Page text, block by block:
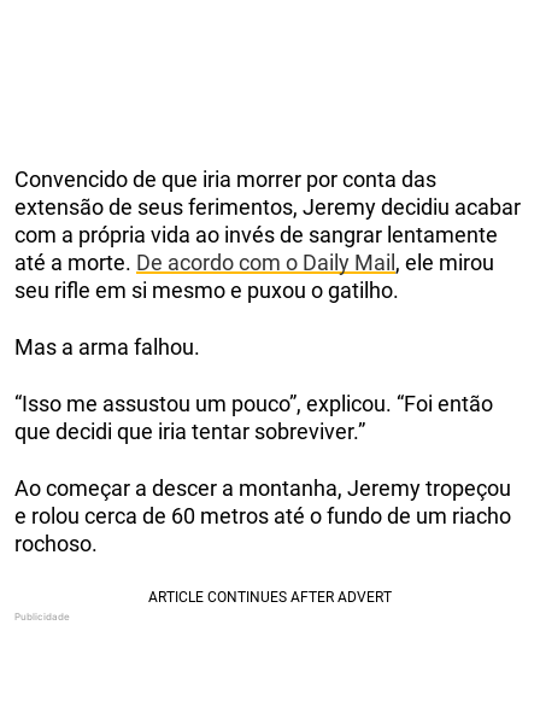
Convencido de que iria morrer por conta das
extensão de seus ferimentos, Jeremy decidiu acabar
com a própria vida ao invés de sangrar lentamente
até a morte. De acordo com o Daily Mail , ele mirou
seu rifle em si mesmo e puxou o gatilho.
Mas a arma falhou.
“Isso me assustou um pouco”, explicou. “Foi então
que decidi que iria tentar sobreviver.”
Ao começar a descer a montanha, Jeremy tropeçou
e rolou cerca de 60 metros até o fundo de um riacho
rochoso.